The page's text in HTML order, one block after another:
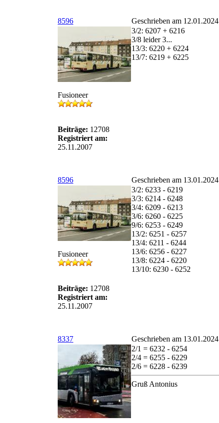
8596 Geschrieben am
Fusioneer
Beiträge: 12708
Registriert am:
25.11.2007
3/2: 6207 + 6216
3/8 leider 3...
13/3: 6220 + 6224
13/7: 6219 + 6225
8596 Geschrieben am
Fusioneer
Beiträge: 12708
Registriert am:
25.11.2007
3/2: 6233 - 6219
3/3: 6214 - 6248
3/4: 6209 - 6213
3/6: 6260 - 6225
9/6: 6253 - 6249
13/2: 6251 - 6257
13/4: 6211 - 6244
13/6: 6256 - 6227
13/8: 6224 - 6220
13/10: 6230 - 6252
8337 Geschrieben am
2/1 = 6232 - 6254
2/4 = 6255 - 6229
2/6 = 6228 - 6239
Gruß Antonius